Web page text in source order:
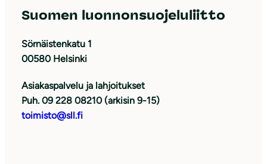
Suomen luonnonsuojeluliitto
Sörnäistenkatu 1
00580 Helsinki
Asiakaspalvelu ja lahjoitukset
Puh. 09 228 08210 (arkisin 9-15)
toimisto@sll.fi